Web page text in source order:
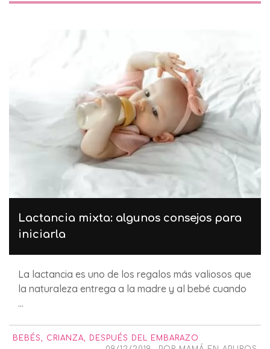
Lactancia mixta: algunos consejos para
iniciarla
La lactancia es uno de los regalos más valiosos que
la naturaleza entrega a la madre y al bebé cuando
...
BEBÉS, CRIANZA,
DESPUÉS DEL EMBARAZO